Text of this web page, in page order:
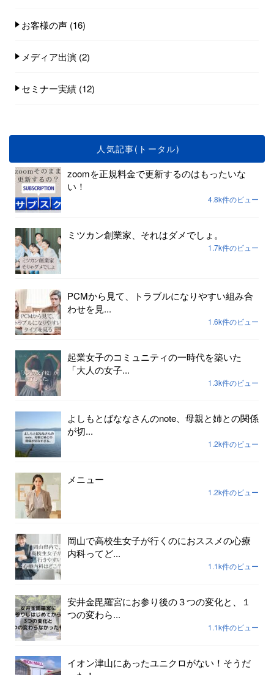
お客様の声 (16)
メディア出演 (2)
セミナー実績 (12)
人気記事(トータル)
zoomを正規料金で更新するのはもったいな
い！
4.8k件のビュー
ミツカン創業家、それはダメでしょ。
1.7k件のビュー
PCMから見て、トラブルになりやすい組み合
わせを見...
1.6k件のビュー
起業女子のコミュニティの一時代を築いた
「大人の女子...
1.3k件のビュー
よしもとばななさんのnote、母親と姉との関係
が切...
1.2k件のビュー
メニュー
1.2k件のビュー
岡山で高校生女子が行くのにおススメの心療
内科ってど...
1.1k件のビュー
安井金毘羅宮にお参り後の３つの変化と、１
つの変わら...
1.1k件のビュー
イオン津山にあったユニクロがない！そうだ